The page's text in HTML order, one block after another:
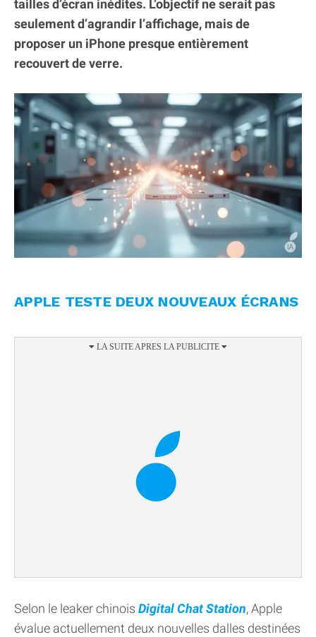
tailles d’écran inédites. L’objectif ne serait pas
seulement d’agrandir l’affichage, mais de
proposer un iPhone presque entièrement
recouvert de verre.
APPLE TESTE DEUX NOUVEAUX ÉCRANS
Selon le leaker chinois Digital Chat Station, Apple
évalue actuellement deux nouvelles dalles destinées